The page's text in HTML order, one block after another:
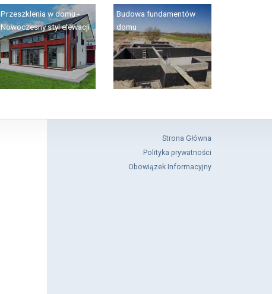
Przeszklenia w domu -
Nowoczesny styl elewacji
Budowa fundamentów
domu
Strona Główna
Polityka prywatności
Obowiązek Informacyjny